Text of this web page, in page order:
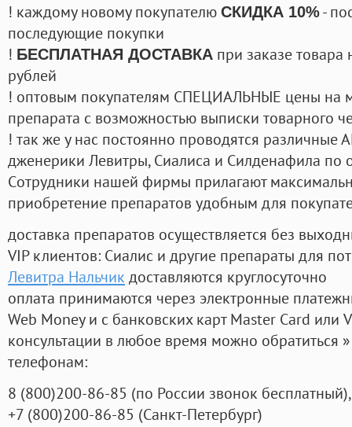
! каждому новому покупателю СКИДКА 10%-
последующие покупки
! БЕСПЛАТНАЯ ДОСТАВКА при заказе
рублей
! оптовым покупателям СПЕЦИАЛЬНЫЕ цены на
препарата с возможностью выписки товарного
! так же у нас постоянно проводятся
дженерики Левитры, Сиалиса и Силденафила по
Cотрудники нашей фирмы прилагают
приобретение препаратов удобным для
доставка препаратов осуществляется без
VIP клиентов: Сиалис и другие препараты для
Левитра Нальчик доставляются круглосуточно
оплата принимаются через электронные
Web Money и с банковских карт Master Card или
консультации в любое время можно обратиться
телефонам:
8 (800)200-86-85 (по России звонок бесплатный),
+7 (800)200-86-85 (Санкт-Петербург)